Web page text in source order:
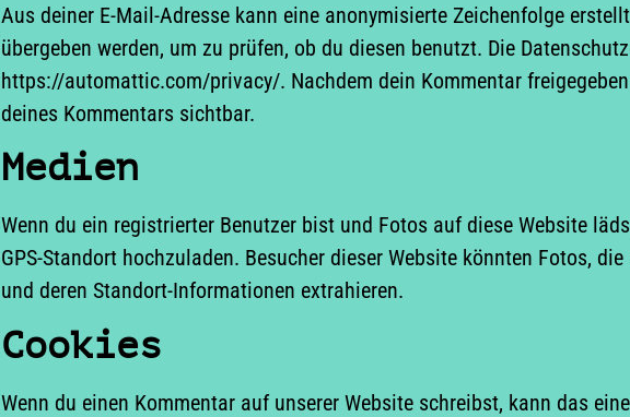
Aus deiner E-Mail-Adresse kann eine anonymisierte Zeichenfolge
übergeben werden, um zu prüfen, ob du diesen benutzt. Die
https://automattic.com/privacy/. Nachdem dein Kommentar
deines Kommentars sichtbar.
Medien
Wenn du ein registrierter Benutzer bist und Fotos auf diese Website
GPS-Standort hochzuladen. Besucher dieser Website könnten Fotos,
und deren Standort-Informationen extrahieren.
Cookies
Wenn du einen Kommentar auf unserer Website schreibst, kann das